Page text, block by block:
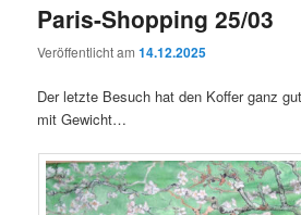
Paris-Shopping 25/03
Veröffentlicht am14.12.2025
Der letzte Besuch hat den Koffer ganz
mit Gewicht…